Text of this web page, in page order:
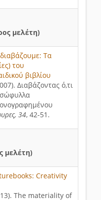
μελέτη)
Τα
του
βιβλίου
Διαβάζοντας ό,τι
34, 42-51.
μελέτη)
Creativity
The materiality of